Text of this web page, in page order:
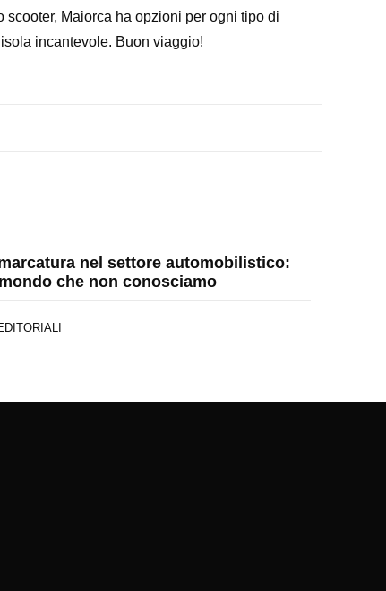
Maiorca ha opzioni per ogni tipo di
incantevole. Buon viaggio!
nel settore automobilistico:
che non conosciamo